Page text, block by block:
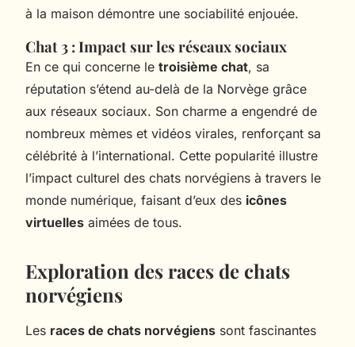
à la maison démontre une sociabilité enjouée.
Chat 3 : Impact sur les réseaux sociaux
En ce qui concerne le troisième chat, sa
réputation s’étend au-delà de la Norvège grâce
aux réseaux sociaux. Son charme a engendré de
nombreux mèmes et vidéos virales, renforçant sa
célébrité à l’international. Cette popularité illustre
l’impact culturel des chats norvégiens à travers le
monde numérique, faisant d’eux des icônes
virtuelles aimées de tous.
Exploration des races de chats
norvégiens
Les races de chats norvégiens sont fascinantes